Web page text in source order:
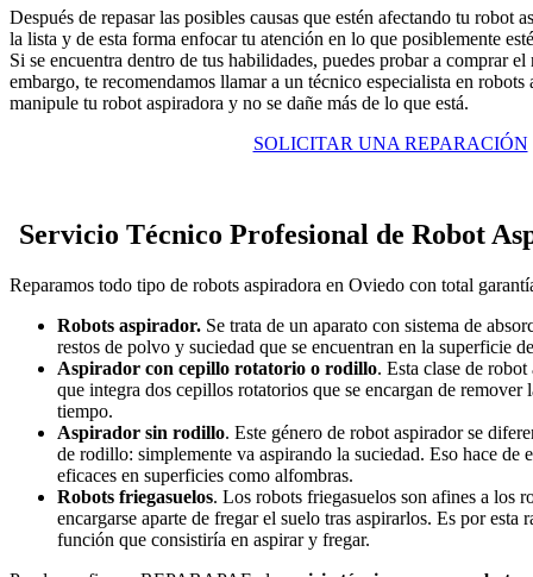
Después de repasar las posibles causas que estén afectando tu robot
la lista y de esta forma enfocar tu atención en lo que posiblemente
Si se encuentra dentro de tus habilidades, puedes probar a comprar
embargo, te recomendamos llamar a un técnico especialista en
manipule tu robot aspiradora y no se dañe más de lo que está.
SOLICITAR UNA REPARACIÓN
Servicio Técnico Profesional de Robot
Reparamos todo tipo de robots aspiradora en Oviedo con total
Robots aspirador. Se trata de un aparato con sistema de
restos de polvo y suciedad que se encuentran en la superficie
Aspirador con cepillo rotatorio o rodillo. Esta clase de
que integra dos cepillos rotatorios que se encargan de remover
tiempo.
Aspirador sin rodillo. Este género de robot aspirador se
de rodillo: simplemente va aspirando la suciedad. Eso hace de
eficaces en superficies como alfombras.
Robots friegasuelos. Los robots friegasuelos son afines a los
encargarse aparte de fregar el suelo tras aspirarlos. Es por esta
función que consistiría en aspirar y fregar.